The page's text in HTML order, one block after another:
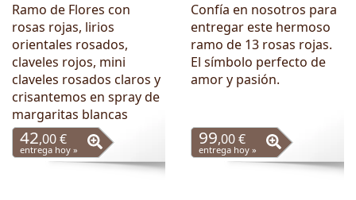
Ramo de Flores con
rosas rojas, lirios
orientales rosados,
claveles rojos, mini
claveles rosados claros y
crisantemos en spray de
margaritas blancas
42,00 €
entrega hoy »
Confía en nosotros para
entregar este hermoso
ramo de 13 rosas rojas.
El símbolo perfecto de
amor y pasión.
99,00 €
entrega hoy »